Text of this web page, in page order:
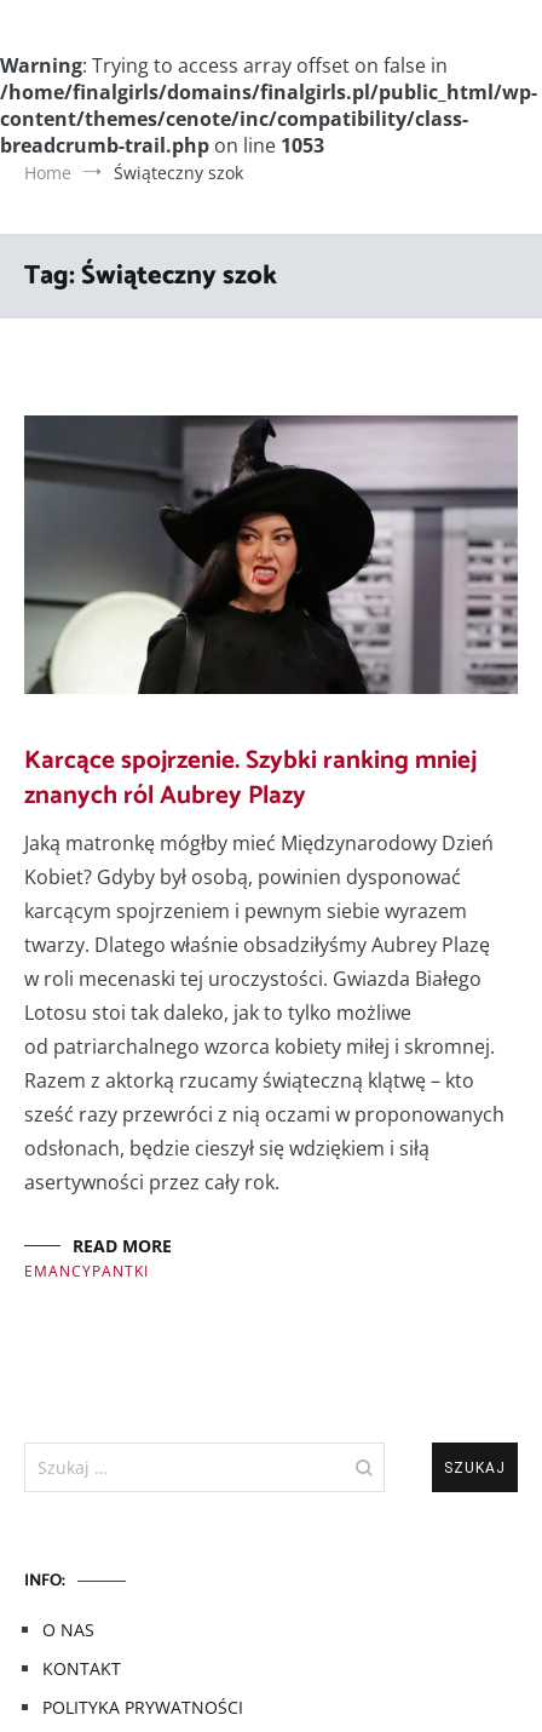
Warning: Trying to access array offset on false in
/home/finalgirls/domains/finalgirls.pl/public_html/wp-
content/themes/cenote/inc/compatibility/class-
breadcrumb-trail.php on line 1053
Home Świąteczny szok
Tag:Świąteczny szok
Karcące spojrzenie. Szybki ranking mniej
znanych ról Aubrey Plazy
Jaką matronkę mógłby mieć Międzynarodowy Dzień
Kobiet? Gdyby był osobą, powinien dysponować
karcącym spojrzeniem i pewnym siebie wyrazem
twarzy. Dlatego właśnie obsadziłyśmy Aubrey Plazę
w roli mecenaski tej uroczystości. Gwiazda Białego
Lotosu stoi tak daleko, jak to tylko możliwe
od patriarchalnego wzorca kobiety miłej i skromnej.
Razem z aktorką rzucamy świąteczną klątwę – kto
sześć razy przewróci z nią oczami w proponowanych
odsłonach, będzie cieszył się wdziękiem i siłą
asertywności przez cały rok.
READ MORE
EMANCYPANTKI
Szukaj:
INFO:
O NAS
KONTAKT
POLITYKA PRYWATNOŚCI